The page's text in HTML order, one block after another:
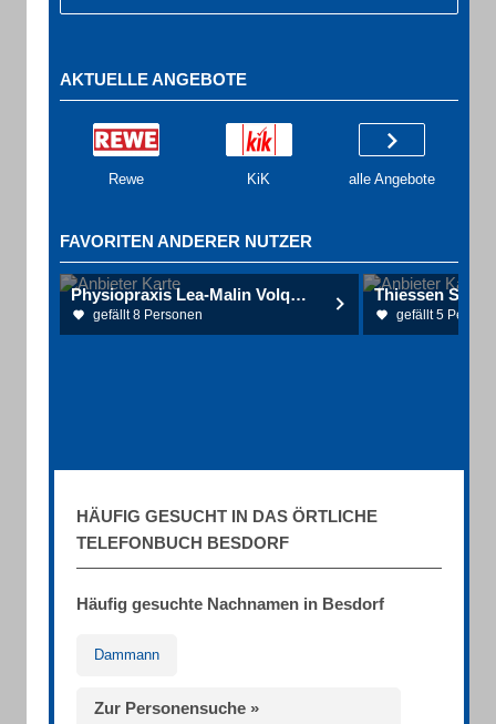
AKTUELLE ANGEBOTE
Rewe KiK alle Angebote
FAVORITEN ANDERER NUTZER
Physiopraxis Lea-Malin Volquardsen
gefällt 8 Personen gefällt 5
HÄUFIG GESUCHT IN DAS ÖRTLICHE
TELEFONBUCH BESDORF
Häufig gesuchte Nachnamen in Besdorf
Dammann
Zur Personensuche »